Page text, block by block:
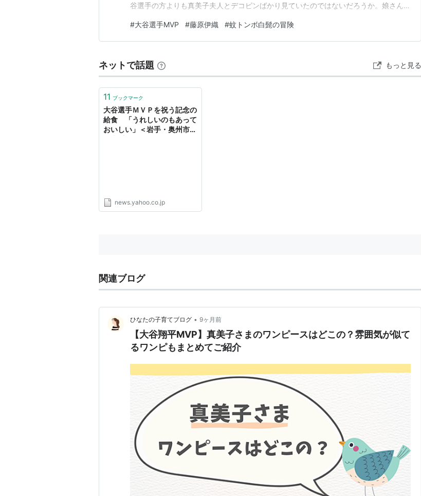
谷選手の方よりも真美子夫人とデコピンばかり見ていたのではないだろうか。娘さんは
る。海外では「おいおい、真美子夫人にキスすべきなんじゃない？」なんていうツッコ
ミコメントもあった。でも大谷選手らしい行動だった…
#大谷選手MVP #藤原伊織 #蚊トンボ白髭の冒険
ネットで話題 もっと見る
11 ブックマーク
大谷選手ＭＶＰを祝う記念の
給食 「うれしいのもあって
おいしい」＜岩手・奥州市＞
news.yahoo.co.jp
関連ブログ
ひなたの子育てブログ • 9ヶ月前
【大谷翔平MVP】真美子さまのワンピースはどこの？雰囲気が似て
るワンピもまとめてご紹介